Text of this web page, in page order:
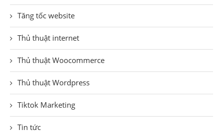
Tăng tốc website
Thủ thuật internet
Thủ thuật Woocommerce
Thủ thuật Wordpress
Tiktok Marketing
Tin tức